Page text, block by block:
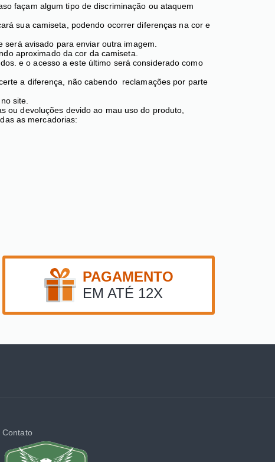
façam algum tipo de discriminação ou ataquem
sua camiseta, podendo ocorrer diferenças na cor e
avisado para enviar outra imagem.
aproximado da cor da camiseta.
e o acesso a este último será considerado como
a diferença, não cabendo reclamações por parte
site.
ou devoluções devido ao mau uso do produto,
as mercadorias:
PAGAMENTO
EM ATÉ 12X
Contato